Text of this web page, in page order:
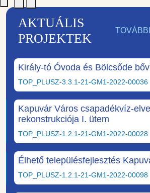
AKTUÁLIS
PROJEKTEK
Király-tó Óvoda és Bölcsőde
TOP_PLUSZ-3.3.1-21-GM1-2022-00036
Kapuvár Város csapadékvíz-
rekonstrukciója I. ütem
TOP_PLUSZ-1.2.1-21-GM1-2022-00028
Élhető településfejlesztés
TOP_PLUSZ-1.2.1-21-GM1-2022-00098